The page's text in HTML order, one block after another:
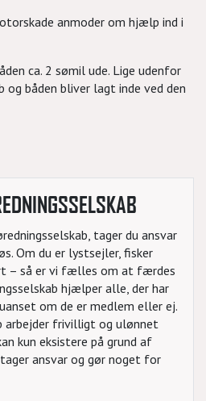
anmoder om hjælp ind i
ca. 2 sømil ude. Lige udenfor
båden bliver lagt inde ved den
tager du ansvar
Om du er lystsejler, fisker
– så er vi fælles om at færdes
hjælper alle, der har
om de er medlem eller ej.
arbejder frivilligt og ulønnet
kun eksistere på grund af
ansvar og gør noget for